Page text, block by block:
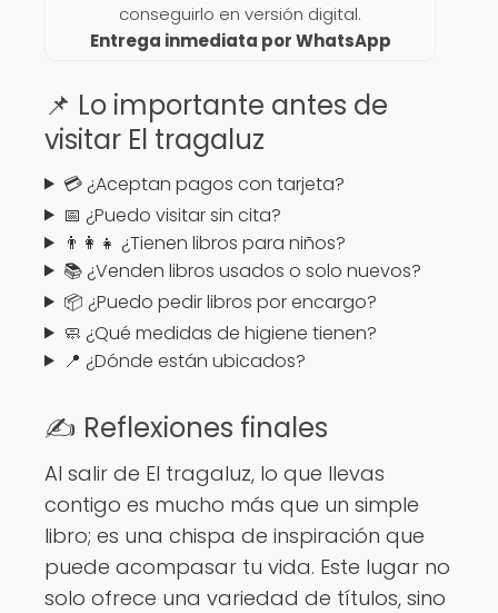
conseguirlo en versión digital.
Entrega inmediata por WhatsApp
📌 Lo importante antes de
visitar El tragaluz
💳 ¿Aceptan pagos con tarjeta?
📅 ¿Puedo visitar sin cita?
👨‍👩‍👧 ¿Tienen libros para niños?
📚 ¿Venden libros usados o solo nuevos?
📦 ¿Puedo pedir libros por encargo?
🧼 ¿Qué medidas de higiene tienen?
📍 ¿Dónde están ubicados?
✍️ Reflexiones finales
Al salir de El tragaluz, lo que llevas
contigo es mucho más que un simple
libro; es una chispa de inspiración que
puede acompasar tu vida. Este lugar no
solo ofrece una variedad de títulos, sino